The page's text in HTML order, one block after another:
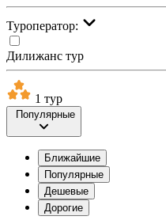
Туроператор:
Дилижанс тур
1 тур
Популярные
Ближайшие
Популярные
Дешевые
Дорогие